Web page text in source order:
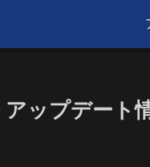
ップデート